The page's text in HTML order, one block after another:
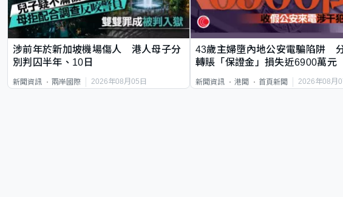
涉前年於新加坡機場傷人 港人母子分
別判囚半年、10日
新聞資訊 兩岸國際 2026年08月05日
43歲主婦墮內地公安電騙陷阱
轉賬「保證金」損失近6900萬元
新聞資訊 港聞 首頁新聞 2026年08月